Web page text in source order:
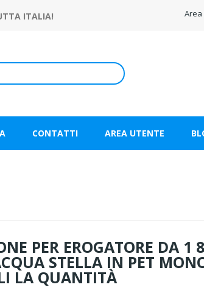
Area
ITALIA!
CONTATTI AREA UTENTE
PER EROGATORE DA 1 8
STELLA IN PET
LA QUANTITÀ